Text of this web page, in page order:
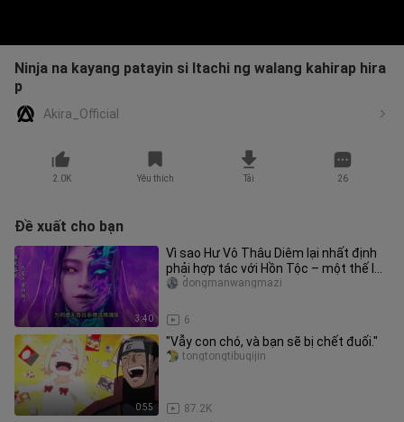
Ninja na kayang patayin si Itachi ng walang kahirap hira
p
Akira_Official
2.0K Yêu thích Tải 26
Đề xuất cho bạn
3:40
Vì sao Hư Vô Thâu Diêm lại nhất định
phải hợp tác với Hồn Tộc – một thế lực
chẳng mấy đáng tin cậy?
6
dongmanwangmazi
0:55
"Vẫy con chó, và bạn sẽ bị chết đuối."
87.2K
tongtongtibuqijin